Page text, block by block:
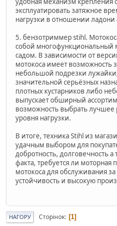
эксплуатировать затяжное
нагрузки в отношении
5. бензотриммер stihl.
собой многофункциональный
садом. В зависимости от
мотокоса имеет возможность
небольшой подрезки
значительной серьёзных
плотных кустарников либо
выпускает обширный
возможность выбрать
уровня нагрузки.
В итоге, техника Stihl из
удачным выбором для
добротность, долговечность
факта, требуется ли
мотокоса для обслуживания
устойчивость и высокую
НАГОРУ Сторінок 1